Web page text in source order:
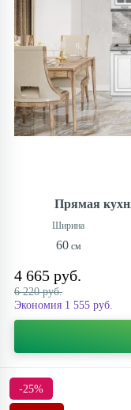
Прямая
60
4 665 руб.
6 220 руб.
Экономия 1 555 руб.
-25%